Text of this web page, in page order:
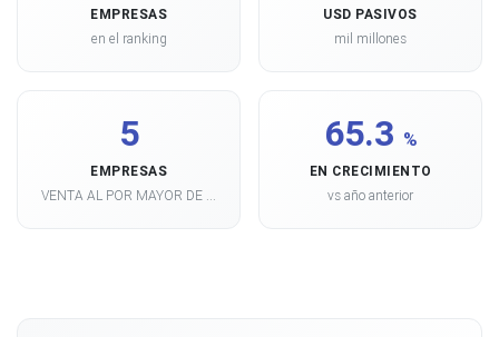
EMPRESAS
en el ranking
USD PASIVOS
mil millones
5
EMPRESAS
VENTA AL POR MAYOR DE ...
65.3 %
EN CRECIMIENTO
vs año anterior